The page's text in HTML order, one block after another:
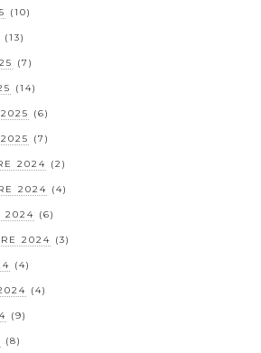
(10)
(13)
(7)
(14)
(6)
(7)
2024 (2)
2024 (4)
2024 (6)
2024 (3)
(4)
(4)
(9)
(8)